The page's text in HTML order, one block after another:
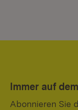
Immer auf
Abonnieren Sie